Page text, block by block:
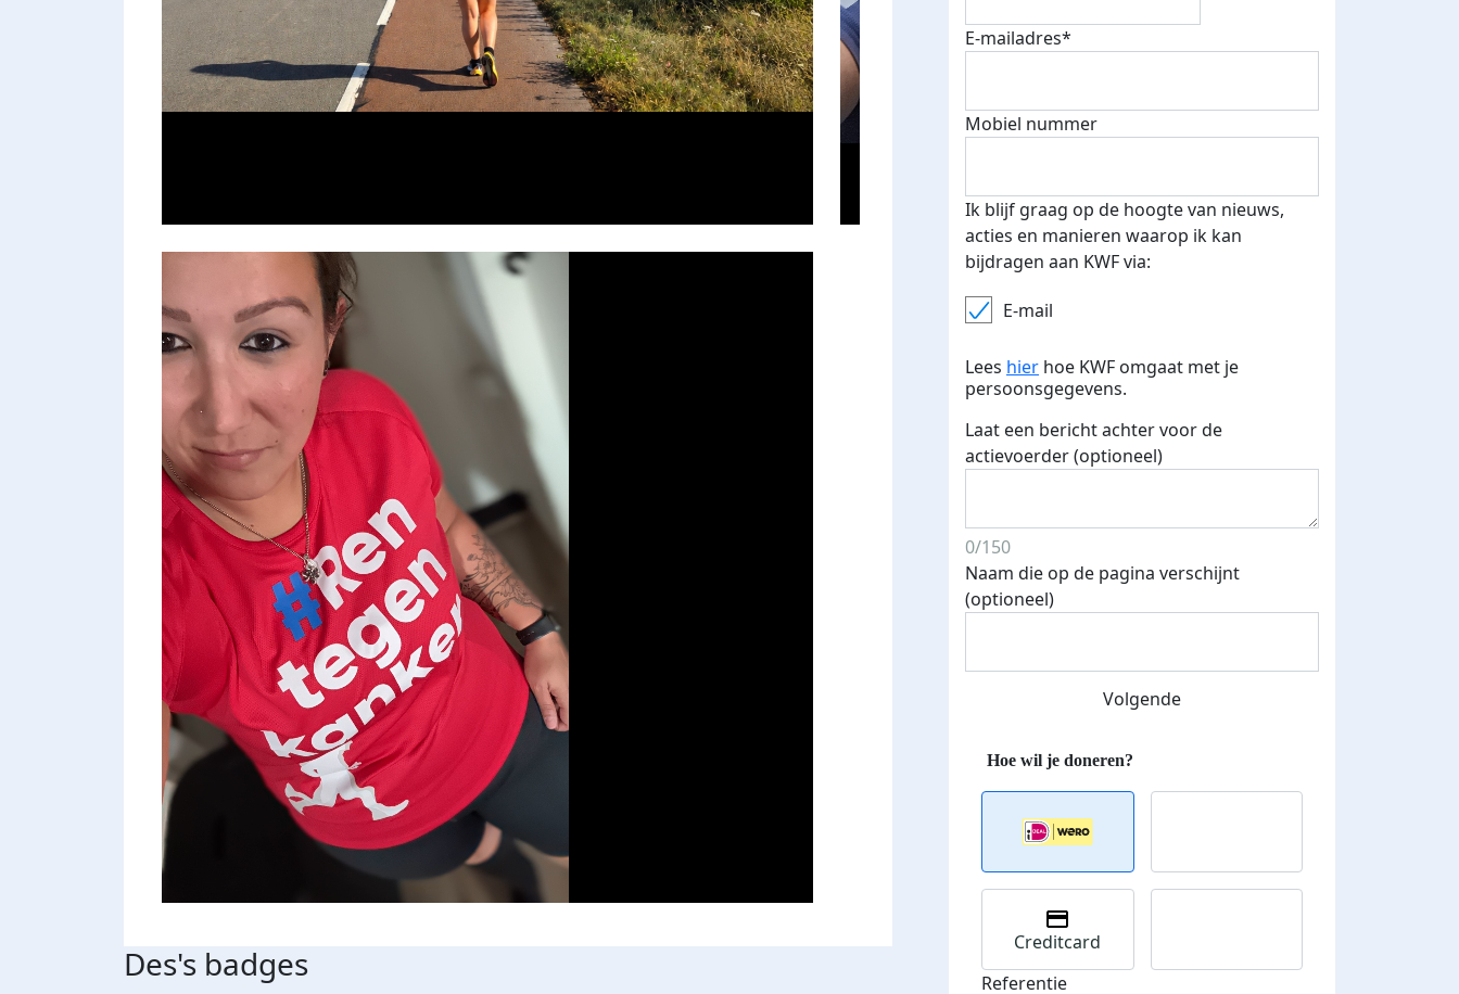
Des's badges
E-mailadres*
Mobiel nummer
Ik blijf graag op de hoogte van nieuws,
acties en manieren waarop ik kan
bijdragen aan KWF via:
E-mail
Lees hier hoe KWF omgaat met je
persoonsgegevens.
Laat een bericht achter voor de
actievoerder (optioneel)
0/150
Naam die op de pagina verschijnt
(optioneel)
Volgende
Creditcard
Referentie